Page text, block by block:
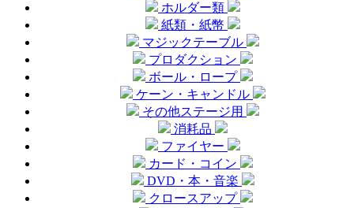
ホルダー類
紙類・紙幣
マジックテーブル
プロダクション
ボール・ロープ
ケーン・キャンドル
その他ステージ用
消耗品
ファイヤー
カード・コイン
DVD・本・音楽
クロースアップ